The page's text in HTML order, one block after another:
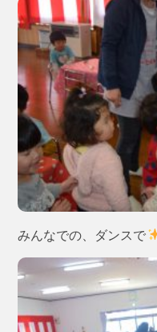
みんなでの、ダンスで